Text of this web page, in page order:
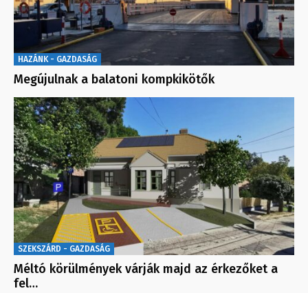
HAZÁNK - GAZDASÁG
Megújulnak a balatoni kompkikötők
SZEKSZÁRD - GAZDASÁG
Méltó körülmények várják majd az érkezőket a
fel…